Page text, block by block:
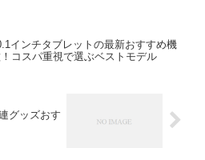
インチタブレットの最新おすすめ機
コスパ重視で選ぶベストモデル
グッズおす